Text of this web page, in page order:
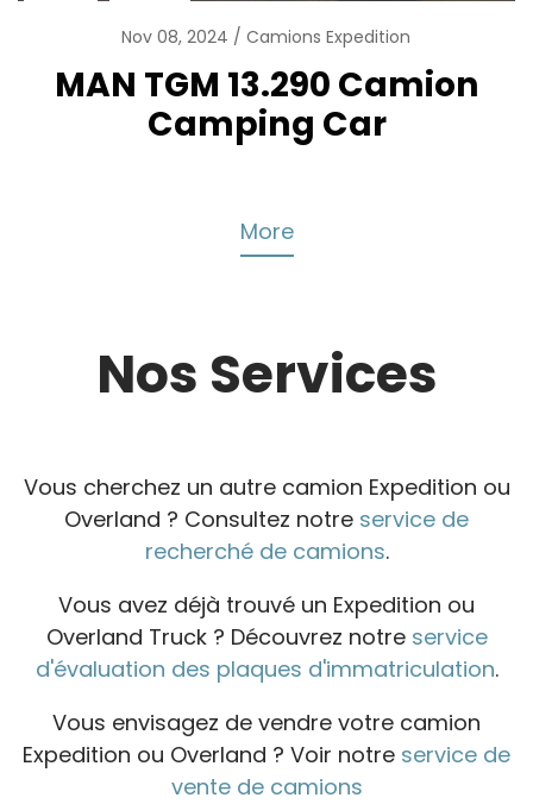
Nov 08, 2024 Camions Expedition
MAN TGM 13.290 Camion
Camping Car
More
Nos Services
Vous cherchez un autre camion Expedition ou
Overland ? Consultez notre service de
recherché de camions.
Vous avez déjà trouvé un Expedition ou
Overland Truck ? Découvrez notre service
d'évaluation des plaques d'immatriculation.
Vous envisagez de vendre votre camion
Expedition ou Overland ? Voir notre service de
vente de camions